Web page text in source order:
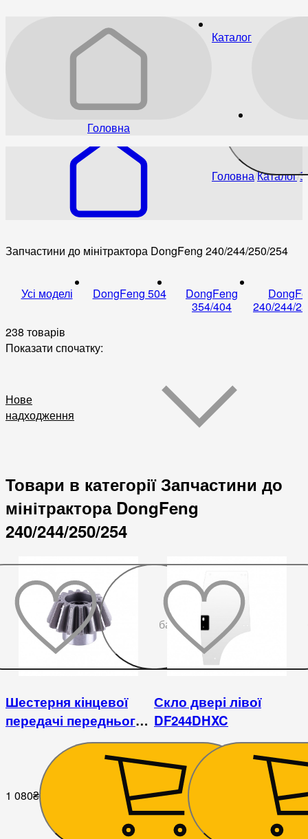
Головна
Каталог
ГоловнаКаталог
Запчастини до мінітрактора DongFeng 240/244/250/254
Усі моделі DongFeng 504
DongFeng
354/404
240/244/
238 товарів
Показати спочатку:
Нове
надходження
Товари в категорії Запчастини до
мінітрактора DongFeng
240/244/250/254
бажаного
Шестерня кінцевої
передачі переднього
мосту ведуча
DongFeng 244
1 080₴
Скло двері лівої
DF244DHXC
6 390₴